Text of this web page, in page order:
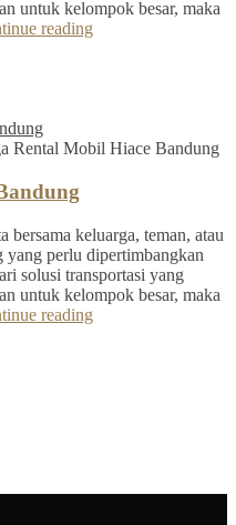
untuk kelompok besar, maka
reading
Rental Mobil Hiace Bandung
bersama keluarga, teman, atau
yang perlu dipertimbangkan
solusi transportasi yang
untuk kelompok besar, maka
reading